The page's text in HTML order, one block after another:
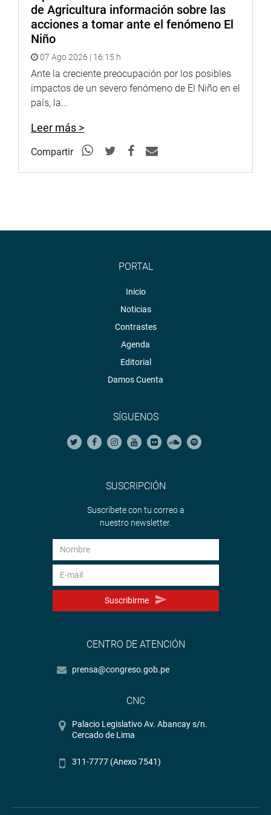
de Agricultura información sobre las
acciones a tomar ante el fenómeno El
Niño
07 Ago 2026 | 16:15 h
Ante la creciente preocupación por los posibles
impactos de un severo fenómeno de El Niño en el
país, la...
Leer más >
Compartir
PORTAL
Inicio
Noticias
Contrastes
Agenda
Editorial
Damos Cuenta
SÍGUENOS
SUSCRIPCIÓN
Suscríbete con tu correo a
nuestro newsletter.
Suscribirme
CENTRO DE ATENCIÓN
prensa@congreso.gob.pe
CNC
Palacio Legislativo Av. Abancay s/n.
Cercado de Lima
311-7777 (Anexo 7541)